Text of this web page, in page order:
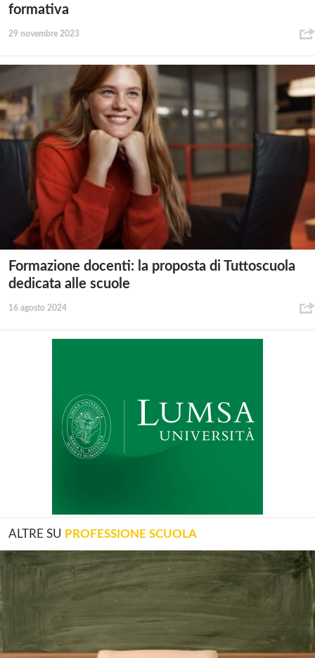
formativa
29 novembre 2023
Formazione docenti: la proposta di Tuttoscuola
dedicata alle scuole
16 agosto 2024
ALTRE SU PROFESSIONE SCUOLA